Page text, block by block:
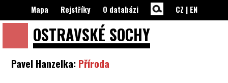
OSTRAVSKÉ SOCHY
Mapa Rejstříky O databázi CZ | EN
Pavel Hanzelka: Příroda